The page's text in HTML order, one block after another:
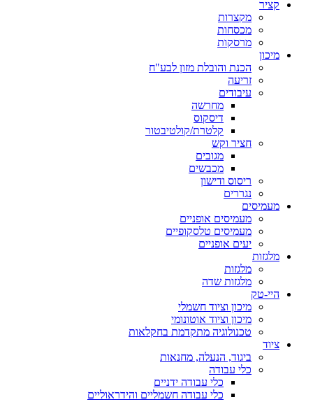
קציר
מקצרות
מכסחות
מרסקות
מיכון
הכנת והובלת מזון לבע"ח
זריעה
עיבודים
מחרשה
דיסקוס
קלטרת/קולטיבטור
חציר וקש
מגובים
מכבשים
ריסוס ודישון
נגררים
מעמיסים
מעמיסים אופניים
מעמיסים טלסקופיים
יעים אופניים
מלגזות
מלגזות
מלגזות שדה
היי-טק
מיכון וציוד חשמלי
מיכון וציוד אוטונומי
טכנולוגיה מתקדמת בחקלאות
ציוד
ביגוד, הנעלה, מחנאות
כלי עבודה
כלי עבודה ידניים
כלי עבודה חשמליים והידראוליים